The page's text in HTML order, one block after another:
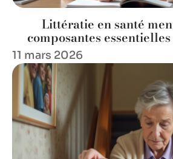
Littératie en santé
composantes
11 mars 2026